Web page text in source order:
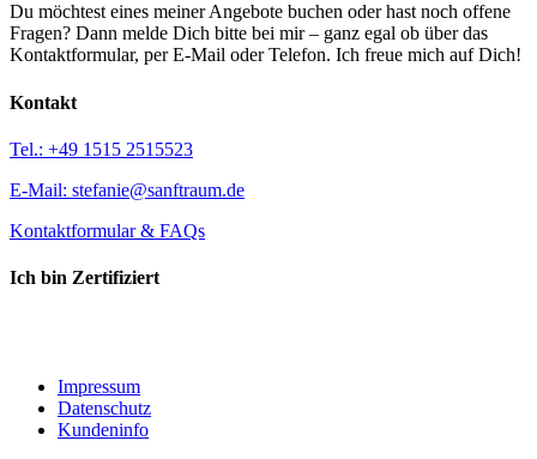
Du möchtest eines meiner Angebote buchen oder hast noch offene
Fragen? Dann melde Dich bitte bei mir – ganz egal ob über das
Kontaktformular, per E-Mail oder Telefon. Ich freue mich auf Dich!
Kontakt
Tel.: +49 1515 2515523
E-Mail: stefanie@sanftraum.de
Kontaktformular & FAQs
Ich bin Zertifiziert
Impressum
Datenschutz
Kundeninfo